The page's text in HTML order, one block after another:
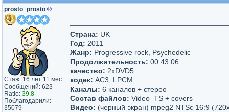
prosto_prosto ®
Стаж: 16 лет 11 мес.
Сообщений: 623
Ratio: 39.8
Поблагодарили:
35079
Страна: UK
Год: 2011
Жанр: Progressive rock, Psychedelic
Продолжительность: 00:43:06
качество: 2xDVD5
кодек: AC3, LPCM
Каналы: 6 каналов + стерео
Состав файлов: Video_TS + covers
Видео: (черный экран) mpeg2 NTSc 16:9